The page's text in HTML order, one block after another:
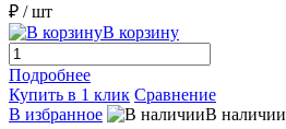
₽ / шт
В корзину
Подробнее
Купить в 1 клик Сравнение
В избранное
В наличии